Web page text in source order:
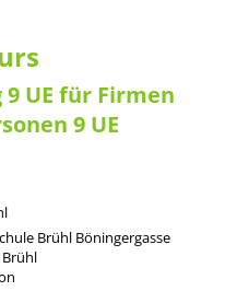
UE für Firmen
9 UE
Brühl Böningergasse
Brühl